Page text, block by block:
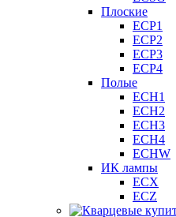
Плоские
ECP1
ECP2
ECP3
ECP4
Полые
ECH1
ECH2
ECH3
ECH4
ECHW
ИК лампы
ECX
ECZ